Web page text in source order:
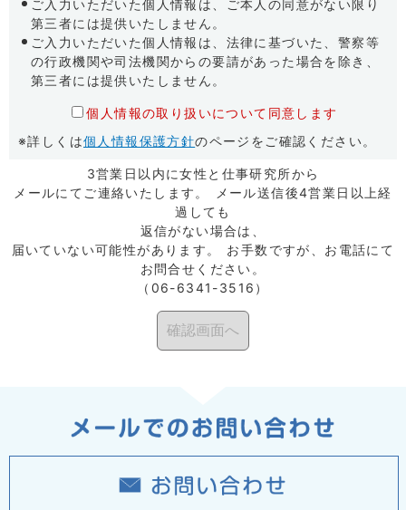
ご入力いただいた個人情報は、ご本人の同意がない限り
第三者には提供いたしません。
ご入力いただいた個人情報は、法律に基づいた、警察等
の行政機関や司法機関からの要請があった場合を除き、
第三者には提供いたしません。
個人情報の取り扱いについて同意します
※詳しくは個人情報保護方針のページをご確認ください。
3営業日以内に女性と仕事研究所から
メールにてご連絡いたします。 メール送信後4営業日以上経
過しても
返信がない場合は、
届いていない可能性があります。 お手数ですが、お電話にて
お問合せください。
（06-6341-3516）